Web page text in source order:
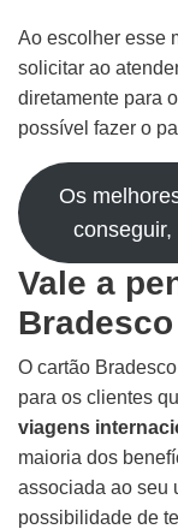
Ao escolher esse
solicitar ao
diretamente para
possível fazer o
Os
Vale a
O cartão
para os clientes
viagens
maioria dos
associada ao seu
possibilidade de